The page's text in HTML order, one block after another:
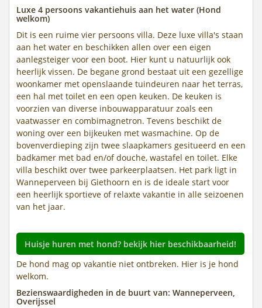
Luxe 4 persoons vakantiehuis aan het water (Hond
welkom)
Dit is een ruime vier persoons villa. Deze luxe villa's staan
aan het water en beschikken allen over een eigen
aanlegsteiger voor een boot. Hier kunt u natuurlijk ook
heerlijk vissen. De begane grond bestaat uit een gezellige
woonkamer met openslaande tuindeuren naar het terras,
een hal met toilet en een open keuken. De keuken is
voorzien van diverse inbouwapparatuur zoals een
vaatwasser en combimagnetron. Tevens beschikt de
woning over een bijkeuken met wasmachine. Op de
bovenverdieping zijn twee slaapkamers gesitueerd en een
badkamer met bad en/of douche, wastafel en toilet. Elke
villa beschikt over twee parkeerplaatsen. Het park ligt in
Wanneperveen bij Giethoorn en is de ideale start voor
een heerlijk sportieve of relaxte vakantie in alle seizoenen
van het jaar.
Huisje huren met hond? bekijk hier beschikbaarheid!
De hond mag op vakantie niet ontbreken. Hier is je hond
welkom.
Bezienswaardigheden in de buurt van: Wanneperveen,
Overijssel